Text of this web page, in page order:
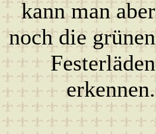
kann man aber
noch die grünen
Festerläden
erkennen.